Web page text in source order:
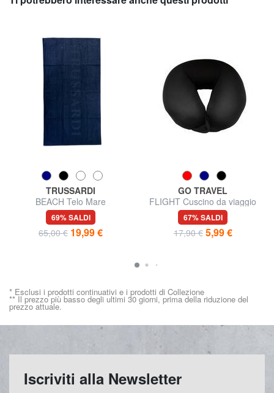
TRUSSARDI
BEACH Telo Mare
69% SALDI
65,00 € 19,99 €
GO TRAVEL
FLIGHT Cuscino da viaggio
67% SALDI
17,90 € 5,99 €
* Esclusi i prodotti continuativi e i prodotti di Collezione
** Il prezzo più basso degli ultimi 30 giorni, prima della riduzione del
prezzo attuale.
Iscriviti alla Newsletter